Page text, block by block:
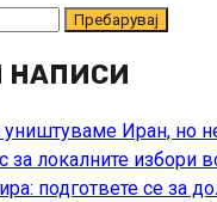
НАПИСИ
уништуваме Иран, но
за локалните избори
подгответе се за